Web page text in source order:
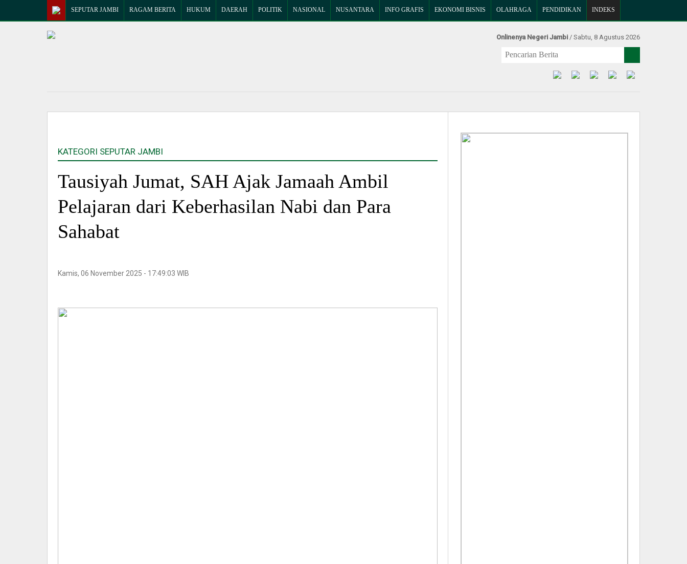
SEPUTAR JAMBI RAGAM BERITA HUKUM DAERAH POLITIK NASIONAL NUSANTARA INFO GRAFIS EKONOMI BISNIS OLAHRAGA PENDIDIKAN INDEKS
Onlinenya Negeri Jambi / Sabtu, 8 Agustus 2026
KATEGORI SEPUTAR JAMBI
Tausiyah Jumat, SAH Ajak Jamaah Ambil
Pelajaran dari Keberhasilan Nabi dan Para
Sahabat
Kamis, 06 November 2025 - 17:49:03 WIB